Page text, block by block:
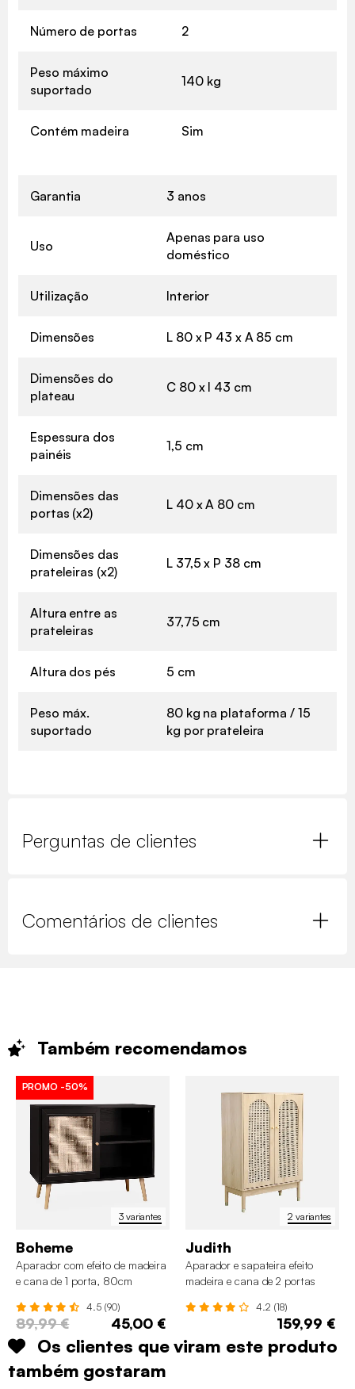
Número de portas 2
Peso máximo
suportado
140 kg
Contém madeira Sim
Garantia 3 anos
Uso
Apenas para uso
doméstico
Utilização Interior
Dimensões L 80 x P 43 x A 85 cm
Dimensões do
plateau
C 80 x l 43 cm
Espessura dos
painéis
1,5 cm
Dimensões das
portas (x2)
L 40 x A 80 cm
Dimensões das
prateleiras (x2)
L 37,5 x P 38 cm
Altura entre as
prateleiras
37,75 cm
Altura dos pés 5 cm
Peso máx.
suportado
80 kg na plataforma / 15
kg por prateleira
Perguntas de clientes
Comentários de clientes
Também recomendamos
3 variantes
PROMO -50%
Boheme
Aparador com efeito de madeira
e cana de 1 porta, 80cm
4.5 (90)
89,99 € 45,00 €
2 variantes
Judith
Aparador e sapateira efeito
madeira e cana de 2 portas
4.2 (18)
159,99 €
Os clientes que viram este produto
também gostaram